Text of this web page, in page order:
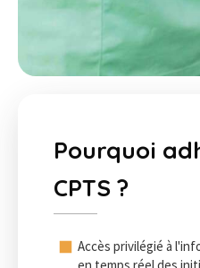
Pourquoi
CPTS ?
Accès privilégié à